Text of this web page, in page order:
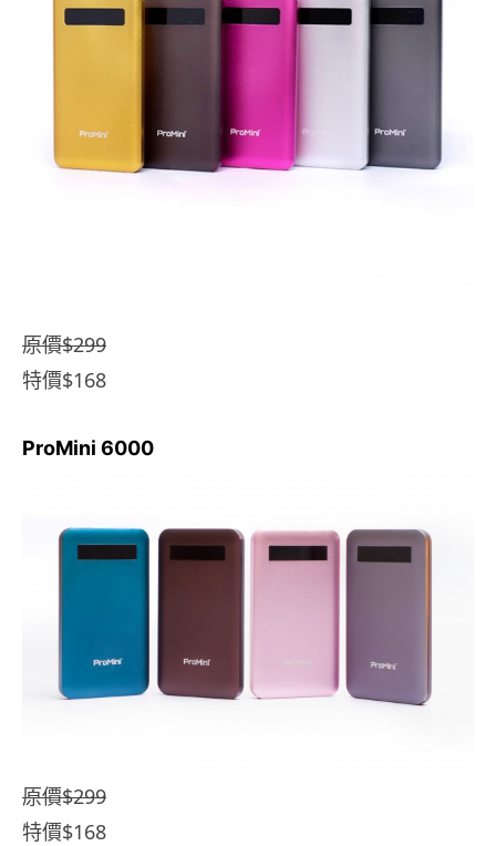
原價$299
特價$168
ProMini 6000
原價$299
特價$168